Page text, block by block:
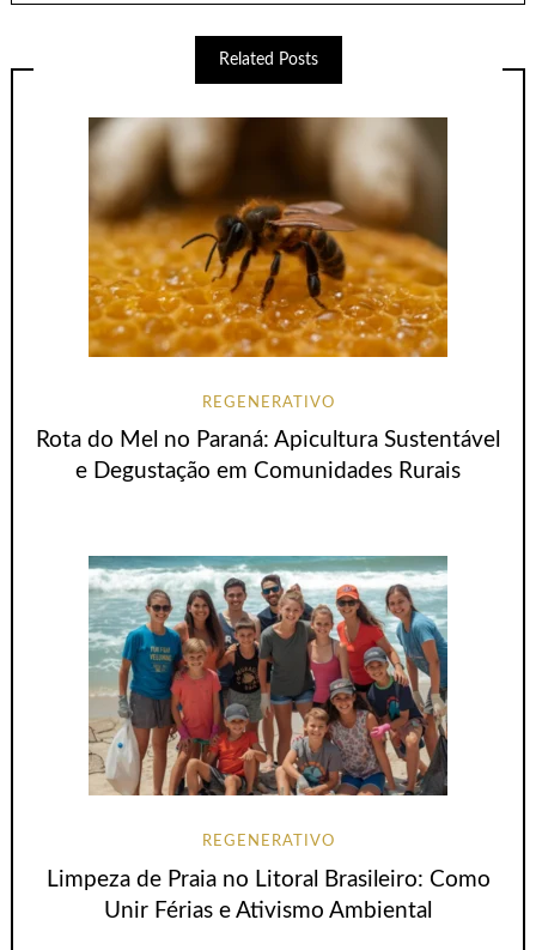
Related Posts
REGENERATIVO
Rota do Mel no Paraná: Apicultura Sustentável
e Degustação em Comunidades Rurais
REGENERATIVO
Limpeza de Praia no Litoral Brasileiro: Como
Unir Férias e Ativismo Ambiental